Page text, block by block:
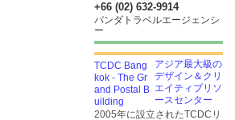
+66 (02) 632-9914
パンダトラベルエージェンシ
ー
アジア最大級の
デザイン＆クリ
エイティブリソ
ースセンター
2005年に設立されたTCDCリ